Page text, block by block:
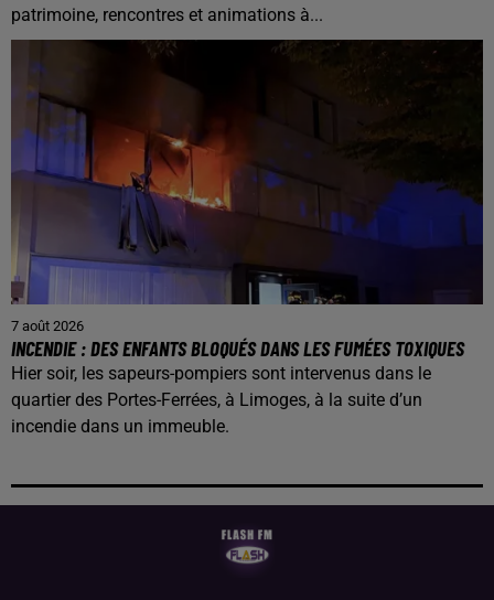
patrimoine, rencontres et animations à...
7 août 2026
INCENDIE : DES ENFANTS BLOQUÉS DANS LES FUMÉES TOXIQUES
Hier soir, les sapeurs-pompiers sont intervenus dans le
quartier des Portes-Ferrées, à Limoges, à la suite d’un
incendie dans un immeuble.